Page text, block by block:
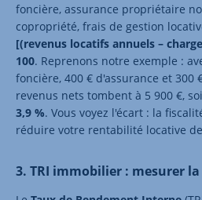
foncière, assurance propriétaire
copropriété, frais de gestion
[(revenus locatifs annuels –
100. Reprenons notre exemple :
foncière, 400 € d'assurance et 300
revenus nets tombent à 5 900 €,
3,9 %. Vous voyez l'écart : la
réduire votre rentabilité locative
3. TRI immobilier : mesurer